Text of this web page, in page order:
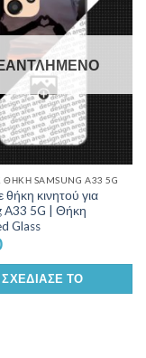
Wishlist
SAMSUNG A33 5G
θήκη κινητού για
A33 5G | Θήκη
Glass
ΣΧΕΔΊΑΣΕ ΤΟ